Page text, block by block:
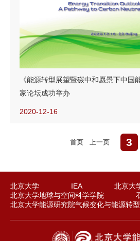
《能源转型展望暨碳中和愿景下中国
家论坛成功举办
2020-12-16
首页 上一页 3
北京大学 IEA
北京大
北京大学地球与空间科学学院
北京大学能源研究院气候变化与能源转